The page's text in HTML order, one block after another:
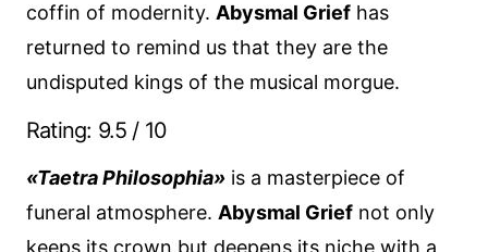
coffin of modernity. Abysmal Grief has
returned to remind us that they are the
undisputed kings of the musical morgue.
Rating: 9.5 / 10
«Taetra Philosophia» is a masterpiece of
funeral atmosphere. Abysmal Grief not only
keeps its crown but deepens its niche with a